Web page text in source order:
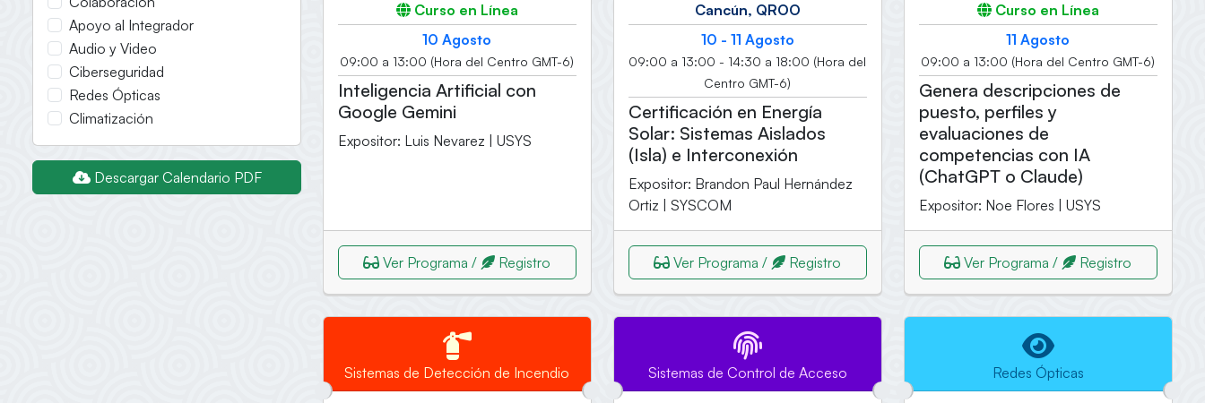
Apoyo al Integrador
Audio y Video
Ciberseguridad
Redes Ópticas
Climatización
Descargar Calendario PDF
Curso en Línea
10 Agosto
09:00 a 13:00 (Hora del Centro GMT-6)
Inteligencia Artificial con
Google Gemini
Expositor: Luis Nevarez | USYS
Ver Programa / Registro
Cancún, QROO
10 - 11 Agosto
09:00 a 13:00 - 14:30 a 18:00 (Hora del
Centro GMT-6)
Certificación en Energía
Solar: Sistemas Aislados
(Isla) e Interconexión
Expositor: Brandon Paul Hernández
Ortiz | SYSCOM
Ver Programa / Registro
Curso en Línea
11 Agosto
09:00 a 13:00 (Hora del Centro GMT-6)
Genera descripciones de
puesto, perfiles y
evaluaciones de
competencias con IA
(ChatGPT o Claude)
Expositor: Noe Flores | USYS
Ver Programa / Registro
Sistemas de Detección de Incendio Sistemas de Control de Acceso Redes Ópticas